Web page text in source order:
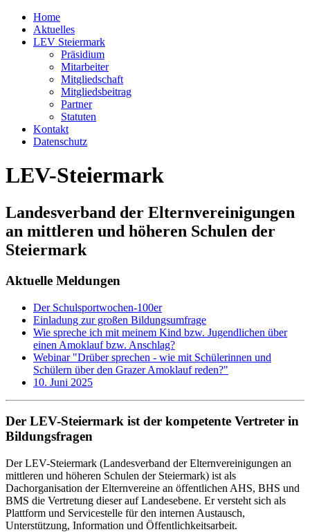
Home
Aktuelles
LEV Steiermark
Präsidium
Mitarbeiter
Mitgliedschaft
Mitgliedsbeitrag
Partner
Statuten
Kontakt
Datenschutz
LEV-Steiermark
Landesverband der Elternvereinigungen
an mittleren und höheren Schulen der
Steiermark
Aktuelle Meldungen
Der Schulsportwochen-100er
Einladung zur großen Bildungsumfrage
Wie spreche ich mit meinem Kind bzw. Jugendlichen über
einen Amoklauf bzw. Anschlag?
Webinar "Drüber sprechen - wie mit Schülerinnen und
Schülern über den Grazer Amoklauf reden?"
10. Juni 2025
Der LEV-Steiermark ist der kompetente Vertreter in
Bildungsfragen
Der LEV-Steiermark (Landesverband der Elternvereinigungen an
mittleren und höheren Schulen der Steiermark) ist als
Dachorganisation der Elternvereine an öffentlichen AHS, BHS und
BMS die Vertretung dieser auf Landesebene. Er versteht sich als
Plattform und Servicestelle für den internen Austausch,
Unterstützung, Information und Öffentlichkeitsarbeit.